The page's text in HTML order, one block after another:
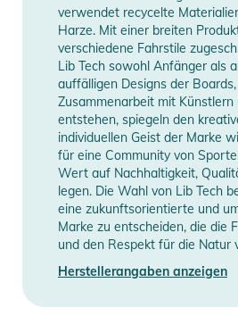
- TOP: ECO SUBLIMATED POLY TOP
- BASE: ECO SUBLIMATED TNT
MAINTENANCE)
- BIRCH INTERNAL SIDEWALLS
- UHMW SINTERED SIDEWALLS
- UHMW TIP/TAIL IMPACT
Sicherheitshinweise
Gebrauchsanweisungen,
finden Sie direkt am Produkt.
verwendet recycelte
Harze. Mit einer breiten
verschiedene Fahrstile
Lib Tech sowohl Anfänger als
auffälligen Designs der
Zusammenarbeit mit
entstehen, spiegeln den
individuellen Geist der Marke
für eine Community von
Wert auf Nachhaltigkeit,
legen. Die Wahl von Lib Tech
eine zukunftsorientierte und
Marke zu entscheiden, die die
und den Respekt für die Natur
Herstellerangaben anzeigen